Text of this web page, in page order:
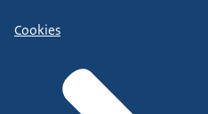
Cookies